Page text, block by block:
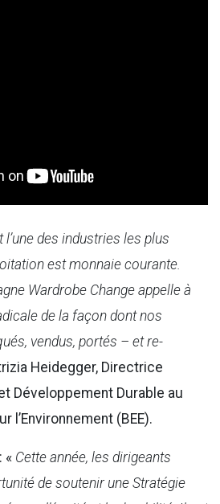
l’une des industries les plus
est monnaie courante.
Wardrobe Change appelle à
de la façon dont nos
vendus, portés – et re-
Heidegger, Directrice
Développement Durable au
l’Environnement (BEE).
« Cette année, les dirigeants
de soutenir une Stratégie